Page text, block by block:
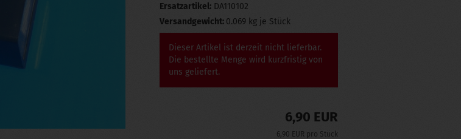
Ersatzartikel: DA110102
Versandgewicht: 0.069kg je Stück
Dieser Artikel ist derzeit nicht lieferbar.
Die bestellte Menge wird kurzfristig von
uns geliefert.
6,90 EUR
6,90 EUR pro Stück